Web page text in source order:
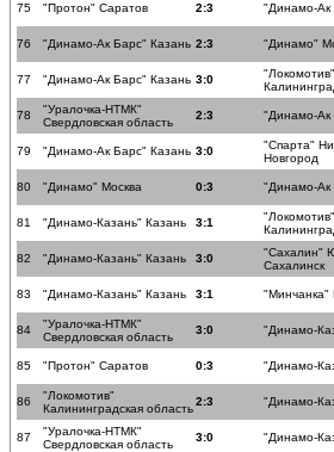
75 "Протон" Саратов 2:3 "Динамо-Ак
76 "Динамо-Ак Барс" Казань 2:3 "Динамо"
77 "Динамо-Ак Барс" Казань 3:0
"Локомотив"
78
"Уралочка-НТМК"
Свердловская область
2:3 "Динамо-Ак
79 "Динамо-Ак Барс" Казань 3:0
"Спарта"
Новгород
80 "Динамо" Москва 0:3 "Динамо-Ак
81 "Динамо-Казань" Казань 3:1
"Локомотив"
82 "Динамо-Казань" Казань 3:0
"Сахалин"
Сахалинск
83 "Динамо-Казань" Казань 3:1 "Минчанка"
84
"Уралочка-НТМК"
Свердловская область
3:0 "Динамо-
85 "Протон" Саратов 0:3 "Динамо-
86
"Локомотив"
Калининградская область
2:3 "Динамо-
87
"Уралочка-НТМК"
Свердловская область
3:0 "Динамо-